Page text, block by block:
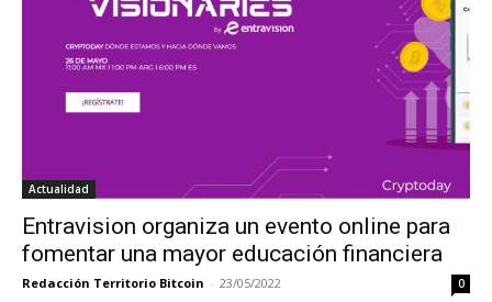
Actualidad
Entravision organiza un evento online para
fomentar una mayor educación financiera
Redacción Territorio Bitcoin - 23/05/2022 0